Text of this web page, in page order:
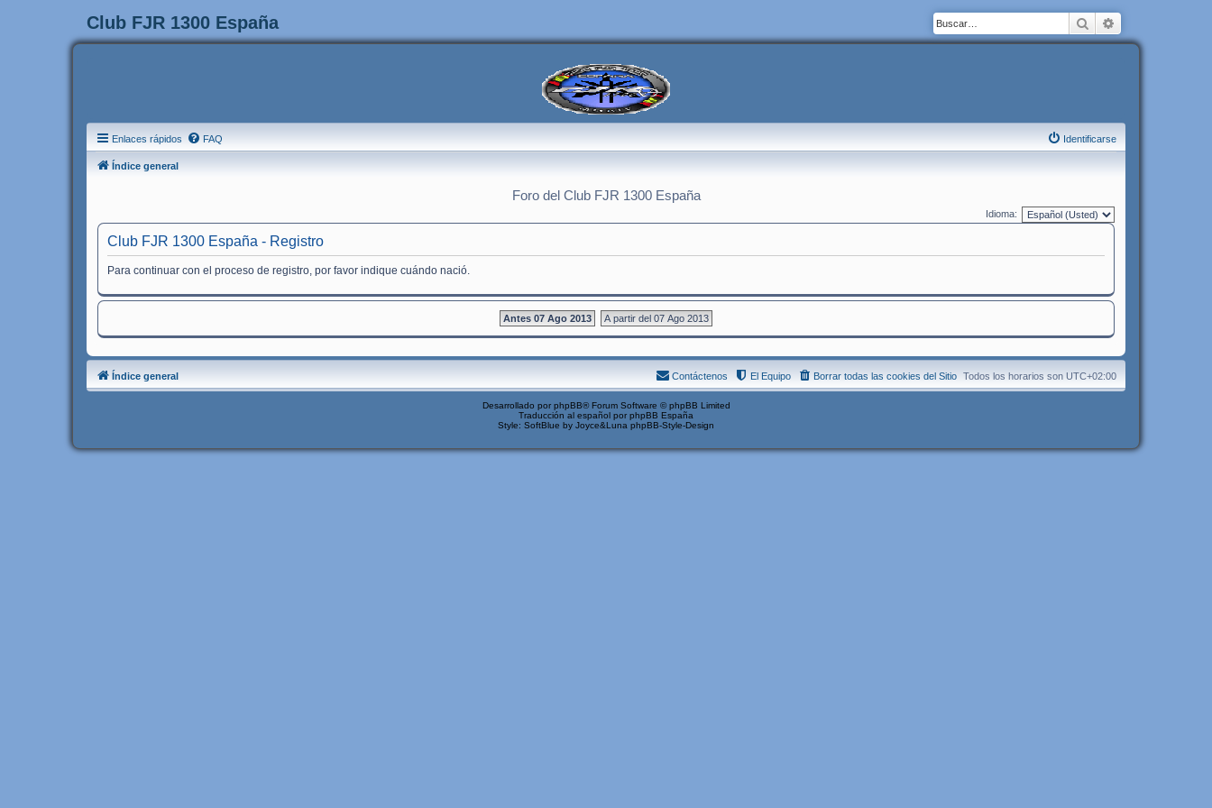
Club FJR 1300 España Buscar
Enlaces rápidos FAQ Identificarse
Índice general
Foro del Club FJR 1300 España
Idioma:
Club FJR 1300 España - Registro
Para continuar con el proceso de registro, por favor indique cuándo nació.
Antes 07 Ago 2013 A partir del 07 Ago 2013
Índice general Todos los horarios son UTC+02:00
Borrar todas las cookies del Sitio
El Equipo
Contáctenos
Desarrollado por phpBB® Forum Software © phpBB Limited
Traducción al español por phpBB España
Style: SoftBlue by Joyce&Luna phpBB-Style-Design